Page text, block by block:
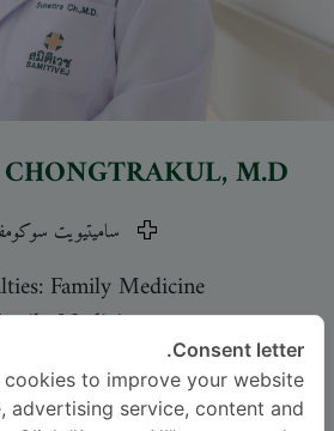
, M.D.
ساميتيويت
Family Medicine
Medicine
اللغة
Consent letter.
cookies to improve your website
advertising service, content and